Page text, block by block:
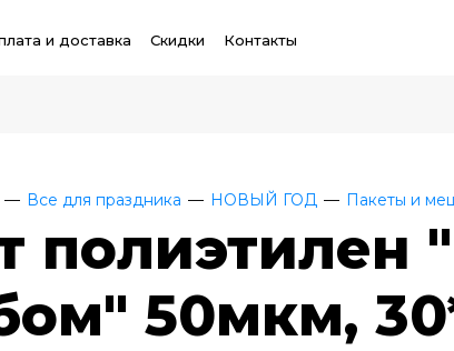
и доставка Скидки Контакты
Все для праздника НОВЫЙ ГОД Пакеты и
полиэтилен
50мкм,